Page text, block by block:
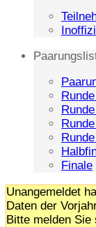
Finale
Unangemeldet
Daten der
Bitte melden Sie